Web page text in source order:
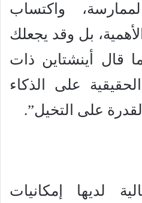
واكتساب
بل وقد يجعلك
قال أينشتاين ذات
على الذكاء
على التخيل”.
لديها إمكانيات